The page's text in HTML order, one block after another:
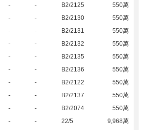
- - B2/2125
550萬
- - B2/2130
550萬
- - B2/2131
550萬
- - B2/2132
550萬
- - B2/2135
550萬
- - B2/2136
550萬
- - B2/2122
550萬
- - B2/2137
550萬
- - B2/2074
550萬
- - 22/5
9,968萬